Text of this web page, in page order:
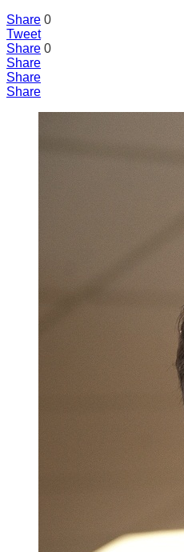
Share 0
Tweet
Share 0
Share
Share
Share